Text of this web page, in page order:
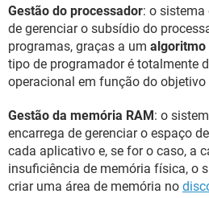
Gestão do processador: o sistema
de gerenciar o subsídio do
programas, graças a um algoritmo
tipo de programador é totalmente
operacional em função do objetivo
Gestão da memória RAM : o
encarrega de gerenciar o espaço
cada aplicativo e, se for o caso, a
insuficiência de memória física, o
criar uma área de memória no